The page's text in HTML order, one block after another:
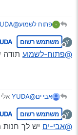
פתוח לשמוע@YUDA
@דוד-
Y
מנותק
משתמש רשום
@פתוח-לשמוע תודה
אבי ים@YUDA
Y
מנותק
משתמש רשום
@אבי-ים יש לך